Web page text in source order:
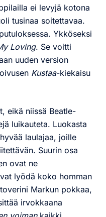
ei levyjä kotona
tusinaa soitettavaa.
Ykköseksi
Loving. Se voitti
uuden version
Kustaa-kiekaisu
eikä niissä Beatle-
luikauteta. Luokasta
laulajaa, joille
Suurin osa
ovat ne
lyödä koko homman
Markun pokkaa,
irvokkaana